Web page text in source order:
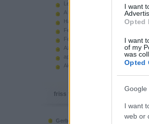
I want
Opted
I want
of my
was
Opted
Google
I want
web or
Legoland Németország 2010
A kastélyok képes története
Használt legót piacról
Feltörjük a legó ugart
Fehérítsd ki!
Az Indiana Jones készletek
apró. hirdetés.
Akciók, újdonságok a polcon,
friss topikok
Gerberus:
Mostanra már a Lego is